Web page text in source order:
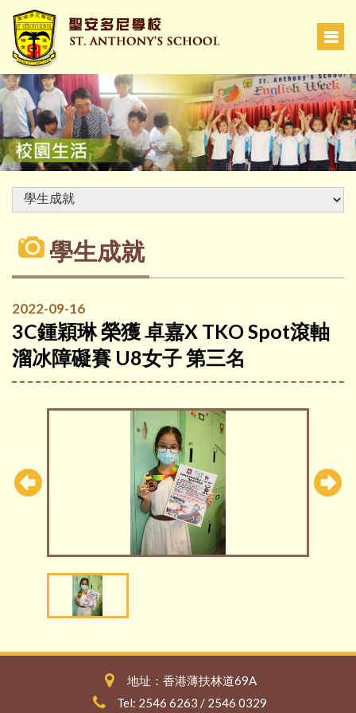
學生成就
2022-09-16
3C鍾穎琳 榮獲 卓嘉X TKO Spot滾軸
溜冰障礙賽 U8女子 第三名
地址：香港薄扶林道69A
Tel: 2546 6263 / 2546 0329